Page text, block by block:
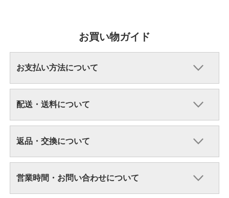
お買い物ガイド
お支払い方法について
配送・送料について
返品・交換について
営業時間・お問い合わせについて